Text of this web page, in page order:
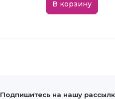
В корзину
Подпишитесь на нашу